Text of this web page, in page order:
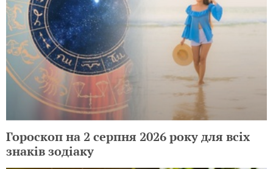
Гороскоп на 2 серпня 2026 року для всіх
знаків зодіаку